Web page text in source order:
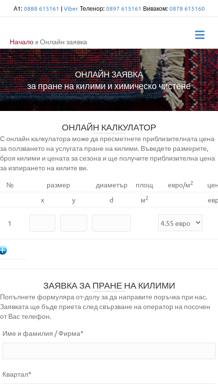
А1:0888 615161 |ViberТеленор:0897 615161 Виваком:0878 615160
Начало»Онлайн заявка
ОНЛАЙН ЗАЯВКА
за пране на килими и химическо чистене
ОНЛАЙН КАЛКУЛАТОР
С онлайн калкулатора може да пресметнете приблизителната цена
за ползването на услугата пране на килими. Въведете размерите,
броя килими и цената за сезона и ще получите приблизителна цена
за изпирането на килите ви.
№
размер диаметър площ евро/м2
x
y d м2
1
ЗАЯВКА ЗА ПРАНЕ НА КИЛИМИ
Попълнете формуляра от-долу за да направите поръчка при нас.
Заявката ще бъде приета след свързване на оператор на посочен
от Вас телефон.
Име и фамилия / Фирма*
Квартал*